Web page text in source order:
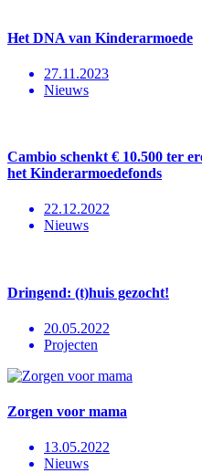
Het DNA van Kinderarmoede
27.11.2023
Nieuws
Cambio schenkt € 10.500 ter
het Kinderarmoedefonds
22.12.2022
Nieuws
Dringend: (t)huis gezocht!
20.05.2022
Projecten
Zorgen voor mama
13.05.2022
Nieuws